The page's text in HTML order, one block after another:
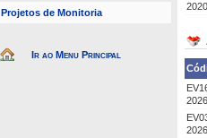
Projetos de Monitoria
Ir ao Menu Principal
2020
2026
2026